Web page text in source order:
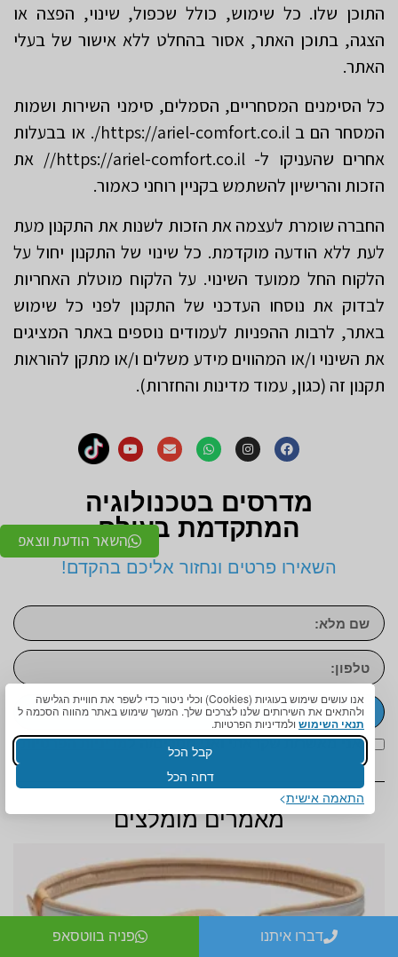
אנו עושים שימוש בעוגיות (Cookies) וכלי ניטור כדי לשפר את חוויית הגלישה
ולהתאים את השירותים שלנו לצרכים שלך. המשך שימוש באתר מהווה הסכמה ל
תנאי השימוש ולמדיניות הפרטיות.
קבל הכל
דחה הכל
התאמה אישית
התוכן שלו. כל שימוש, כולל שכפול, שינוי, הפצה או
הצגה, בתוכן האתר, אסור בהחלט ללא אישור של בעלי
האתר.
כל הסימנים המסחריים, הסמלים, סימני השירות ושמות
המסחר הם ב https://ariel-comfort.co.il/. או בבעלות
אחרים שהעניקו ל- https://ariel-comfort.co.il// את
הזכות והרישיון להשתמש בקניין רוחני כאמור.
החברה שומרת לעצמה את הזכות לשנות את התקנון מעת
לעת ללא הודעה מוקדמת. כל שינוי של התקנון יחול על
הלקוח החל ממועד השינוי. על הלקוח מוטלת האחריות
לבדוק את נוסחו העדכני של התקנון לפני כל שימוש
באתר, לרבות ההפניות לעמודים נוספים באתר המציגים
את השינוי ו/או המהווים מידע משלים ו/או מתקן להוראות
תקנון זה (כגון, עמוד מדינות והחזרות).
מדרסים בטכנולוגיה
המתקדמת בעולם
השאירו פרטים ונחזור אליכם בהקדם!
אני מאשר/ת שקראתי ואני מסכים/ה למדיניות הפרטיות
שליחה
מאמרים מומלצים
השאר הודעת ווצאפ
דברו איתנו פניה בווטסאפ